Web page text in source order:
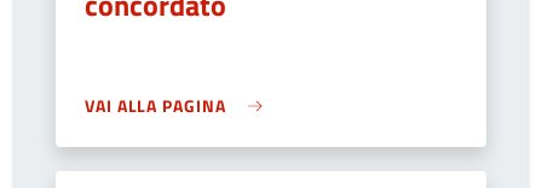
VAI ALLA PAGINA